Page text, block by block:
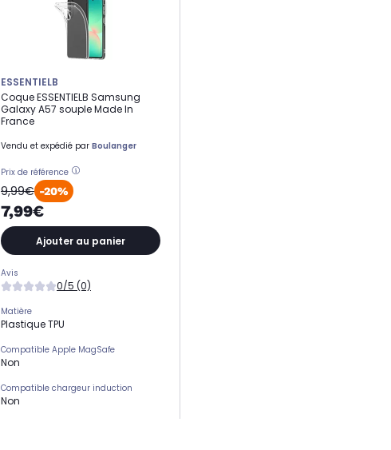
ESSENTIELB
Coque ESSENTIELB Samsung
Galaxy A57 souple Made In
France
Vendu et expédié par Boulanger
Prix de référence
9,99€ -20%
7,99€
Ajouter au panier
Avis
0/5 (0)
Matière
Plastique TPU
Compatible Apple MagSafe
Non
Compatible chargeur induction
Non